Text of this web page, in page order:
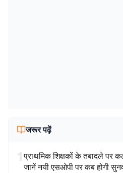
जरूर पढ़ें
1प्राथमिक शिक्षकों के तबादले पर
जानें नयी एसओपी पर कब होगी